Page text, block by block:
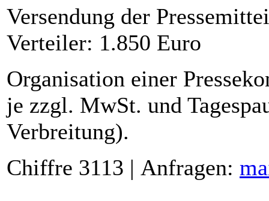
Versendung der
Verteiler: 1.850 Euro
Organisation einer
je zzgl. MwSt. und
Verbreitung).
Chiffre 3113 | Anfragen: